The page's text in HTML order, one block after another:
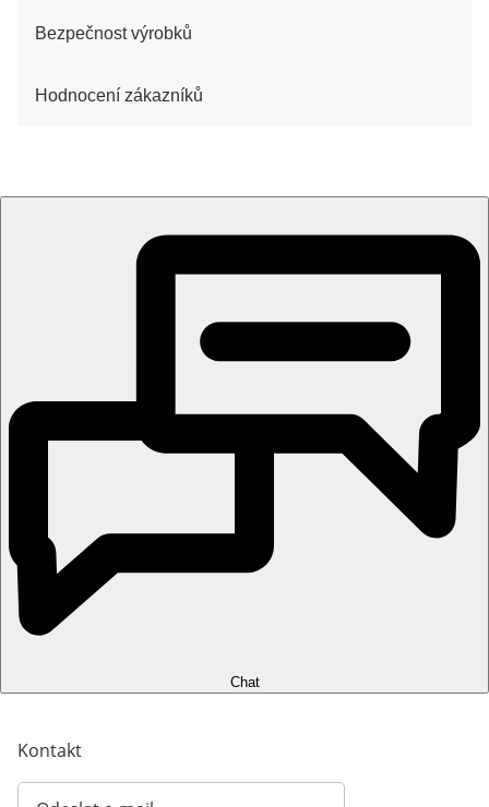
Bezpečnost výrobků
Hodnocení zákazníků
Chat
Kontakt